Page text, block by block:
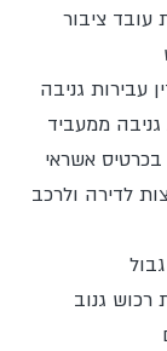
עובד ציבור
עבירות גניבה
ממעביד
בכרטיס אשראי
לדירה ולרכב
רכוש גנוב